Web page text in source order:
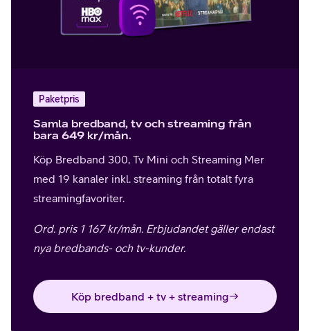
Paketpris
Samla bredband, tv och streaming från
bara 649 kr/mån.
Köp Bredband 300, Tv Mini och Streaming Mer
med 19 kanaler inkl. streaming från totalt fyra
streamingfavoriter.
Ord. pris 1 167 kr/mån. Erbjudandet gäller endast
nya bredbands- och tv-kunder.
Köp bredband + tv + streaming